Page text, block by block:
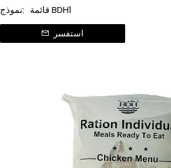
نموذج:
قائمة BDH1
استفسر